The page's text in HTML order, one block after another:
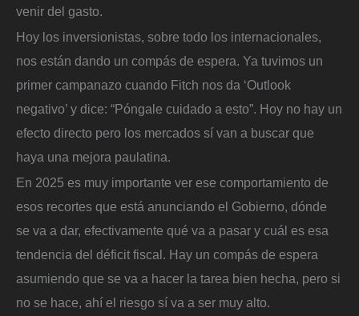
venir del gasto.
Hoy los inversionistas, sobre todo los internacionales,
nos están dando un compás de espera. Ya tuvimos un
primer campanazo cuando Fitch nos da ‘Outlook
negativo’ y dice: “Póngale cuidado a esto”. Hoy no hay un
efecto directo pero los mercados sí van a buscar que
haya una mejora paulatina.
En 2025 es muy importante ver ese comportamiento de
esos recortes que está anunciando el Gobierno, dónde
se va a dar, efectivamente qué va a pasar y cuál es esa
tendencia del déficit fiscal. Hay un compás de espera
asumiendo que se va a hacer la tarea bien hecha, pero si
no se hace, ahí el riesgo sí va a ser muy alto.